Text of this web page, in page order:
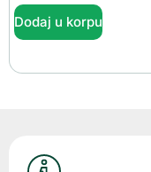
Dodaj u korpu